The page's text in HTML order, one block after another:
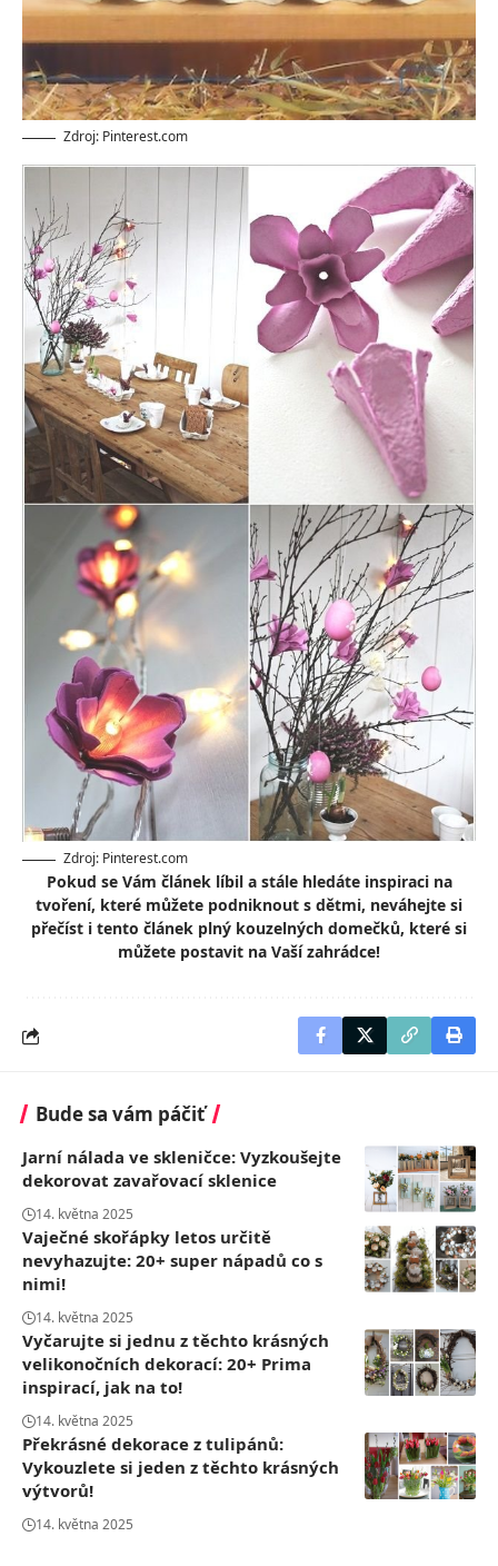
Zdroj: Pinterest.com
Zdroj: Pinterest.com
Pokud se Vám článek líbil a stále hledáte inspiraci na
tvoření, které můžete podniknout s dětmi, neváhejte si
přečíst i tento článek plný kouzelných domečků, které si
můžete postavit na Vaší zahrádce!
Bude sa vám páčiť
Jarní nálada ve skleničce: Vyzkoušejte
dekorovat zavařovací sklenice
14. května 2025
Vaječné skořápky letos určitě
nevyhazujte: 20+ super nápadů co s
nimi!
14. května 2025
Vyčarujte si jednu z těchto krásných
velikonočních dekorací: 20+ Prima
inspirací, jak na to!
14. května 2025
Překrásné dekorace z tulipánů:
Vykouzlete si jeden z těchto krásných
výtvorů!
14. května 2025